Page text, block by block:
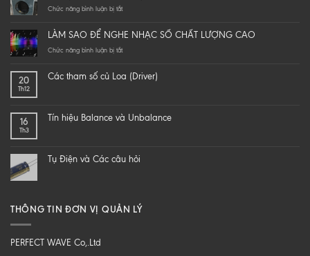
Chức năng bình luận bị tắtở
yourself
a
speaker
loa
Z
LÀM SAO ĐỂ NGHE NHẠC SỐ CHẤT LƯỢNG CAO
Chức năng bình luận bị tắtở
ĐỂ
CHẤT
20
Th12
Các tham số củ Loa (Driver)
16
Th3
Tín hiệu Balance và Unbalance
Tụ Điện và Các câu hỏi
THÔNG TIN ĐƠN VỊ QUẢN LÝ
PERFECT WAVE Co,.Ltd